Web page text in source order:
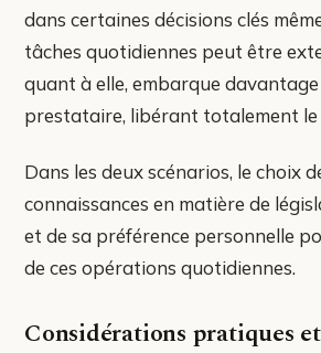
dans certaines décisions clés
tâches quotidiennes peut être
quant à elle, embarque
prestataire, libérant totalement
Dans les deux scénarios, le choix
connaissances en matière de
et de sa préférence personnelle
de ces opérations quotidiennes.
Considérations pratiques